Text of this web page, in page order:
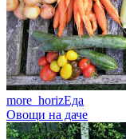
more_horizЕда
Овощи на даче